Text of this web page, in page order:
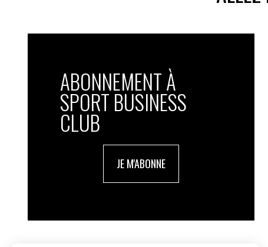
ABONNEMENT À
SPORT BUSINESS
CLUB
JE M'ABONNE